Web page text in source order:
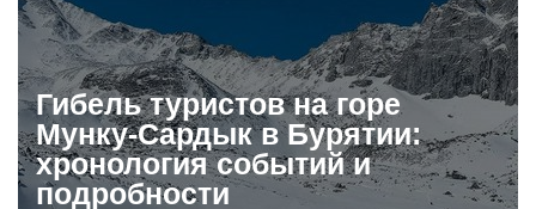
Гибель туристов на горе
Мунку-Сардык в Бурятии:
хронология событий и
подробности